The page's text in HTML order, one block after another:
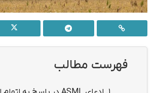
فهرست مطالب